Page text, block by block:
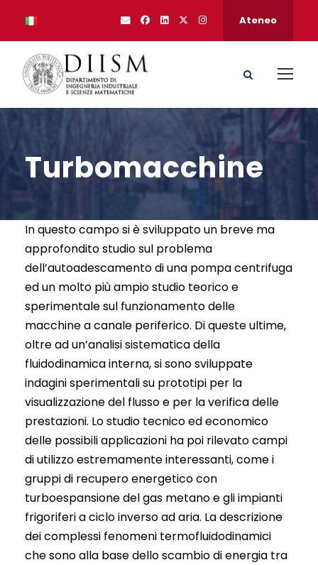
Ateneo
Turbomacchine
In questo campo si è sviluppato un breve ma
approfondito studio sul problema
dell’autoadescamento di una pompa centrifuga
ed un molto più ampio studio teorico e
sperimentale sul funzionamento delle
macchine a canale periferico. Di queste ultime,
oltre ad un’analisi sistematica della
fluidodinamica interna, si sono sviluppate
indagini sperimentali su prototipi per la
visualizzazione del flusso e per la verifica delle
prestazioni. Lo studio tecnico ed economico
delle possibili applicazioni ha poi rilevato campi
di utilizzo estremamente interessanti, come i
gruppi di recupero energetico con
turboespansione del gas metano e gli impianti
frigoriferi a ciclo inverso ad aria. La descrizione
dei complessi fenomeni termofluidodinamici
che sono alla base dello scambio di energia tra